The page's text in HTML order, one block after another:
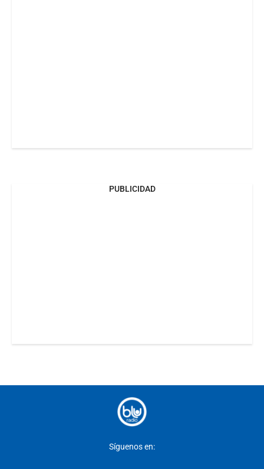
PUBLICIDAD
Síguenos en: